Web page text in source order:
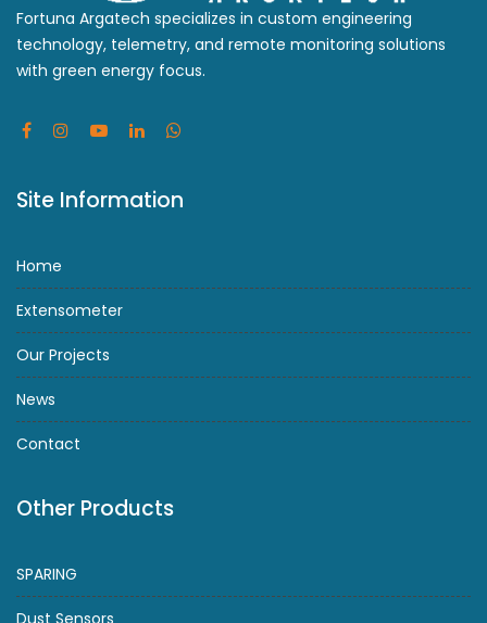
Fortuna Argatech specializes in custom engineering
technology, telemetry, and remote monitoring solutions
with green energy focus.
Site Information
Home
Extensometer
Our Projects
News
Contact
Other Products
SPARING
Dust Sensors